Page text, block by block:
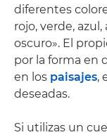
diferentes
rojo, verde,
oscuro». El
por la forma en
en los paisajes,
deseadas.
Si utilizas un